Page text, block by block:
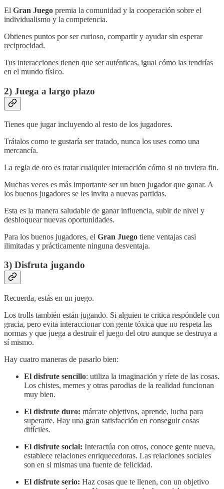
El Gran Juego premia la comunidad y la cooperación sobre el
individualismo y la competencia.
Obtienes puntos por ser curioso, compartir y ayudar sin esperar
reciprocidad.
Tus interacciones tienen que ser auténticas, igual cómo las tendrías
en el mundo físico.
2) Juega a largo plazo
Tienes que jugar incluyendo al resto de los jugadores.
Trátalos como te gustaría ser tratado, nunca los uses como una
mercancía.
La regla de oro es tratar cualquier interacción cómo si no tuviera fin.
Muchas veces es más importante ser un buen jugador que ganar. A
los buenos jugadores se les invita a nuevas partidas.
Esta es la manera saludable de ganar influencia, subir de nivel y
desbloquear nuevas oportunidades.
Para los buenos jugadores, el Gran Juego tiene ventajas casi
ilimitadas y prácticamente ninguna desventaja.
3) Disfruta jugando
Recuerda, estás en un juego.
Los trolls también están jugando. Si alguien te critica respóndele con
gracia, pero evita interaccionar con gente tóxica que no respeta las
normas y que juega a destruir el juego del otro aunque se destruya a
sí mismo.
Hay cuatro maneras de pasarlo bien:
El disfrute sencillo: utiliza la imaginación y ríete de las cosas.
Los chistes, memes y otras parodias de la realidad funcionan
muy bien.
El disfrute duro: márcate objetivos, aprende, lucha para
superarte. Hay una gran satisfacción en conseguir cosas
difíciles.
El disfrute social: Interactúa con otros, conoce gente nueva,
establece relaciones enriquecedoras. Las relaciones sociales
son en si mismas una fuente de felicidad.
El disfrute serio: Haz cosas que te llenen, con un objetivo